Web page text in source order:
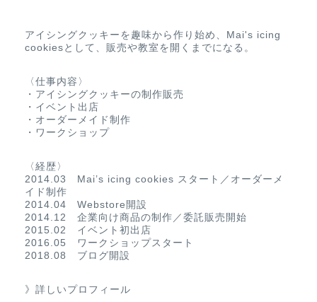
アイシングクッキーを趣味から作り始め、Mai's icing
cookiesとして、販売や教室を開くまでになる。
〈仕事内容〉
・アイシングクッキーの制作販売
・イベント出店
・オーダーメイド制作
・ワークショップ
〈経歴〉
2014.03 Mai’s icing cookies スタート／オーダーメ
イド制作
2014.04 Webstore開設
2014.12 企業向け商品の制作／委託販売開始
2015.02 イベント初出店
2016.05 ワークショップスタート
2018.08 ブログ開設
》詳しいプロフィール